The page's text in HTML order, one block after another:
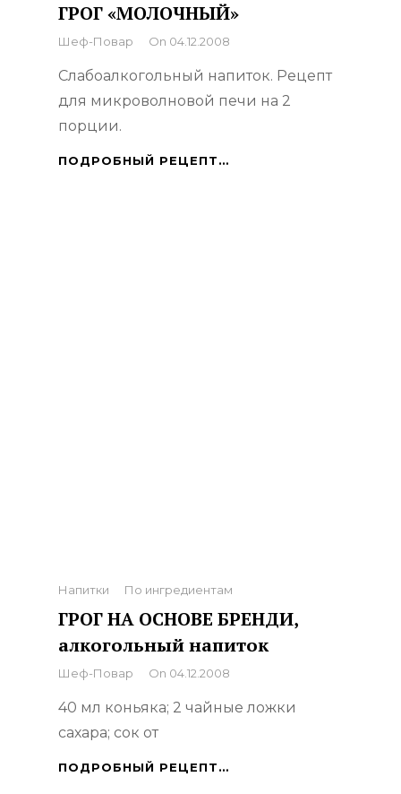
ГРОГ «МОЛОЧНЫЙ»
By
Шеф-Повар On 04.12.2008
Слабоалкогольный напиток. Рецепт
для микроволновой печи на 2
порции.
ПОДРОБНЫЙ РЕЦЕПТ…
Categories
Напитки По ингредиентам
ГРОГ НА ОСНОВЕ БРЕНДИ,
алкогольный напиток
By
Шеф-Повар On 04.12.2008
40 мл коньяка; 2 чайные ложки
сахара; сок от
ПОДРОБНЫЙ РЕЦЕПТ…